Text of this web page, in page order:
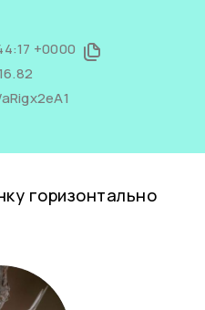
+0000
горизонтально